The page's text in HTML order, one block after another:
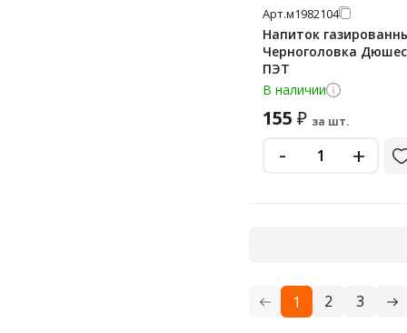
Арт.м1982104
Напиток
Черноголовка
ПЭТ
В наличии
155 ₽ за шт.
- +
1 2 3